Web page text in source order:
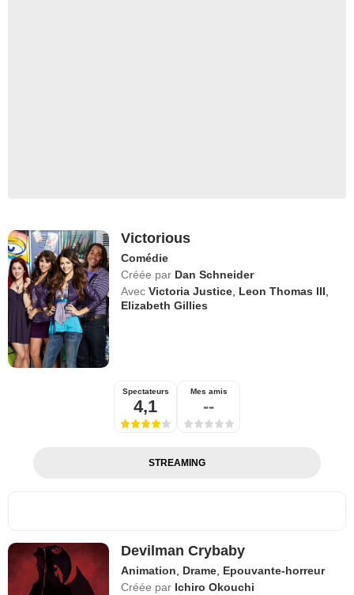
Victorious
Comédie
Créée par Dan Schneider
Avec Victoria Justice Leon Thomas III
Elizabeth Gillies
Spectateurs
4,1
Mes amis
--
STREAMING
Devilman Crybaby
Animation Drame Epouvante-horreur
Créée par Ichiro Okouchi